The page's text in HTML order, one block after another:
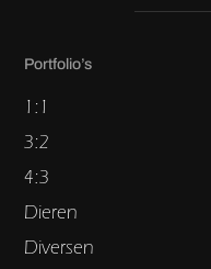
Portfolio’s
1:1
3:2
4:3
Dieren
Diversen